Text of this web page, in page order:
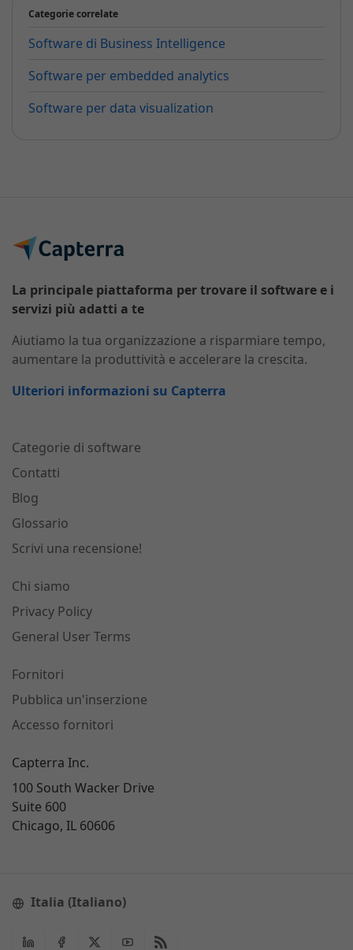
Categorie correlate
Software di Business Intelligence
Software per embedded analytics
Software per data visualization
La principale piattaforma per trovare il software e i
servizi più adatti a te
Aiutiamo la tua organizzazione a risparmiare tempo,
aumentare la produttività e accelerare la crescita.
Ulteriori informazioni su Capterra
Categorie di software
Contatti
Blog
Glossario
Scrivi una recensione!
Chi siamo
Privacy Policy
General User Terms
Fornitori
Pubblica un'inserzione
Accesso fornitori
Capterra Inc.
100 South Wacker Drive
Suite 600
Chicago, IL 60606
Italia (Italiano)